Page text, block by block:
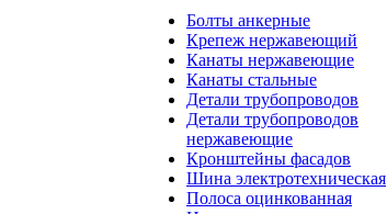
Болты анкерные
Крепеж нержавеющий
Канаты нержавеющие
Канаты стальные
Детали трубопроводов
Детали трубопроводов
нержавеющие
Кронштейны фасадов
Шина электротехническая
Полоса оцинкованная